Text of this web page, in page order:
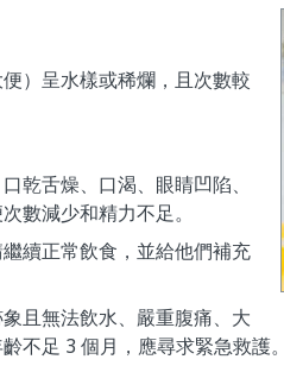
）呈水樣或稀爛，且次數較
乾舌燥、口渴、眼睛凹陷、
數減少和精力不足。
續正常飲食，並給他們補充
且無法飲水、嚴重腹痛、大
不足 3 個月，應尋求緊急救護。